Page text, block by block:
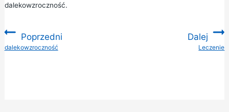
dalekowzroczność.
Poprzedni
:dalekowzroczność
Dalej
Leczenie